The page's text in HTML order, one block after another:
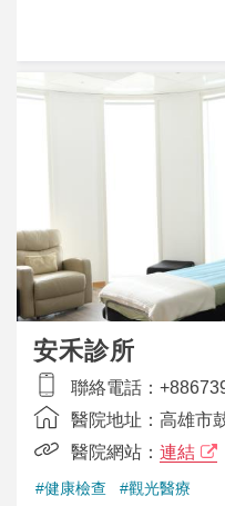
安禾診所
聯絡電話：
醫院地址： 高雄市
醫院網站： 連結
#健康檢查 #觀光醫療